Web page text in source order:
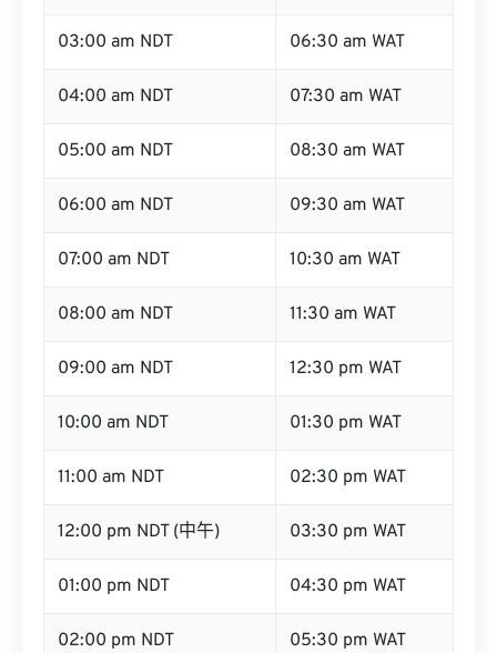
03:00 am NDT 06:30 am WAT
04:00 am NDT 07:30 am WAT
05:00 am NDT 08:30 am WAT
06:00 am NDT 09:30 am WAT
07:00 am NDT 10:30 am WAT
08:00 am NDT 11:30 am WAT
09:00 am NDT 12:30 pm WAT
10:00 am NDT 01:30 pm WAT
11:00 am NDT 02:30 pm WAT
12:00 pm NDT (中午) 03:30 pm WAT
01:00 pm NDT 04:30 pm WAT
02:00 pm NDT 05:30 pm WAT